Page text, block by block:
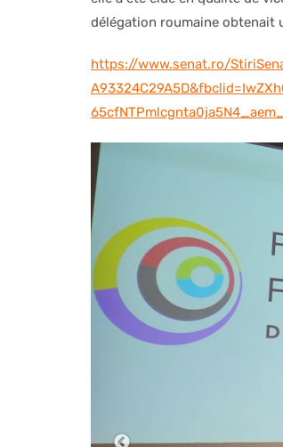
délégation roumaine obtenait
https://www.senat.ro/